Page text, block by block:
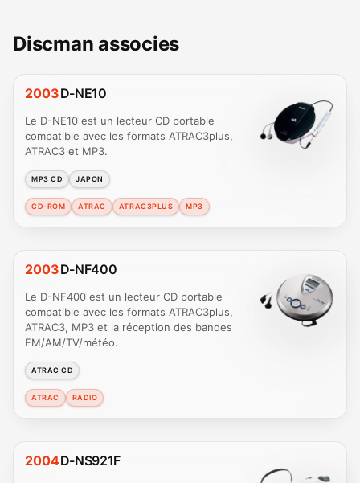
Discman associes
2003D-NE10
Le D-NE10 est un lecteur CD portable
compatible avec les formats ATRAC3plus,
ATRAC3 et MP3.
MP3 CD JAPON
CD-ROM ATRAC ATRAC3PLUS MP3
2003D-NF400
Le D-NF400 est un lecteur CD portable
compatible avec les formats ATRAC3plus,
ATRAC3, MP3 et la réception des bandes
FM/AM/TV/météo.
ATRAC CD
ATRAC RADIO
2004D-NS921F